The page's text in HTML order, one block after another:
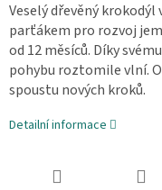
Veselý dřevěný
parťákem pro rozvoj
od 12 měsíců. Díky
pohybu roztomile vlní.
spoustu nových kroků.
Detailní informace